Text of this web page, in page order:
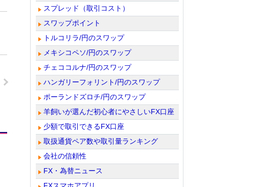
スプレッド（取引コスト）
スワップポイント
トルコリラ/円のスワップ
メキシコペソ/円のスワップ
チェココルナ/円のスワップ
ハンガリーフォリント/円のスワップ
ポーランドズロチ/円のスワップ
羊飼いが選んだ初心者にやさしいFX口座
少額で取引できるFX口座
取扱通貨ペア数や取引量ランキング
会社の信頼性
FX・為替ニュース